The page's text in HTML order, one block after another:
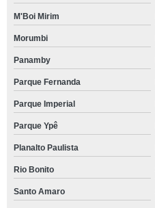
M'Boi Mirim
Morumbi
Panamby
Parque Fernanda
Parque Imperial
Parque Ypê
Planalto Paulista
Rio Bonito
Santo Amaro